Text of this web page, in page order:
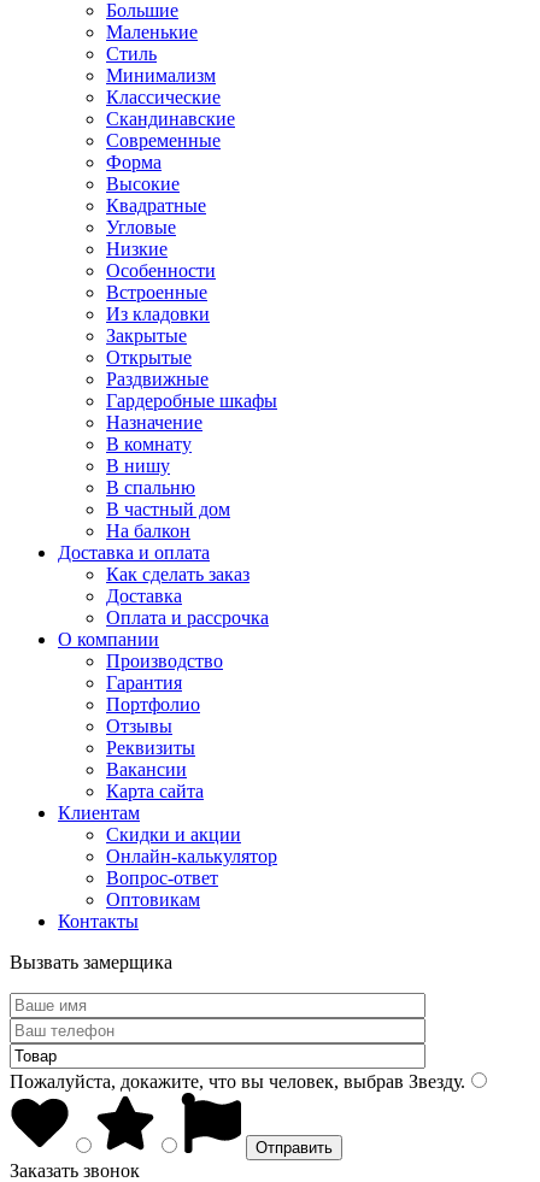
Большие
Маленькие
Стиль
Минимализм
Классические
Скандинавские
Современные
Форма
Высокие
Квадратные
Угловые
Низкие
Особенности
Встроенные
Из кладовки
Закрытые
Открытые
Раздвижные
Гардеробные шкафы
Назначение
В комнату
В нишу
В спальню
В частный дом
На балкон
Доставка и оплата
Как сделать заказ
Доставка
Оплата и рассрочка
О компании
Производство
Гарантия
Портфолио
Отзывы
Реквизиты
Вакансии
Карта сайта
Клиентам
Скидки и акции
Онлайн-калькулятор
Вопрос-ответ
Оптовикам
Контакты
Вызвать замерщика
Пожалуйста, докажите, что вы человек, выбрав Звезду.
Заказать звонок